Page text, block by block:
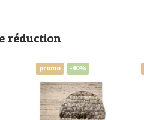
réduction
promo -40%